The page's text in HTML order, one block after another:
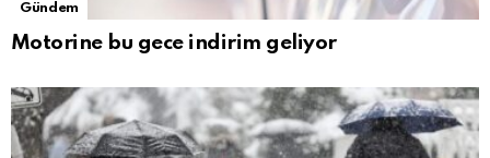
Gündem
Motorine bu gece indirim geliyor